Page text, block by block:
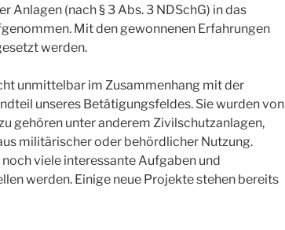
(nach § 3 Abs. 3 NDSchG) in das
Mit den gewonnenen Erfahrungen
werden.
unmittelbar im Zusammenhang mit der
unseres Betätigungsfeldes. Sie wurden von
gehören unter anderem Zivilschutzanlagen,
militärischer oder behördlicher Nutzung.
viele interessante Aufgaben und
werden. Einige neue Projekte stehen bereits